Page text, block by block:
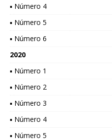
▪ Número 4
▪ Número 5
▪ Número 6
2020
▪ Número 1
▪ Número 2
▪ Número 3
▪ Número 4
▪ Número 5